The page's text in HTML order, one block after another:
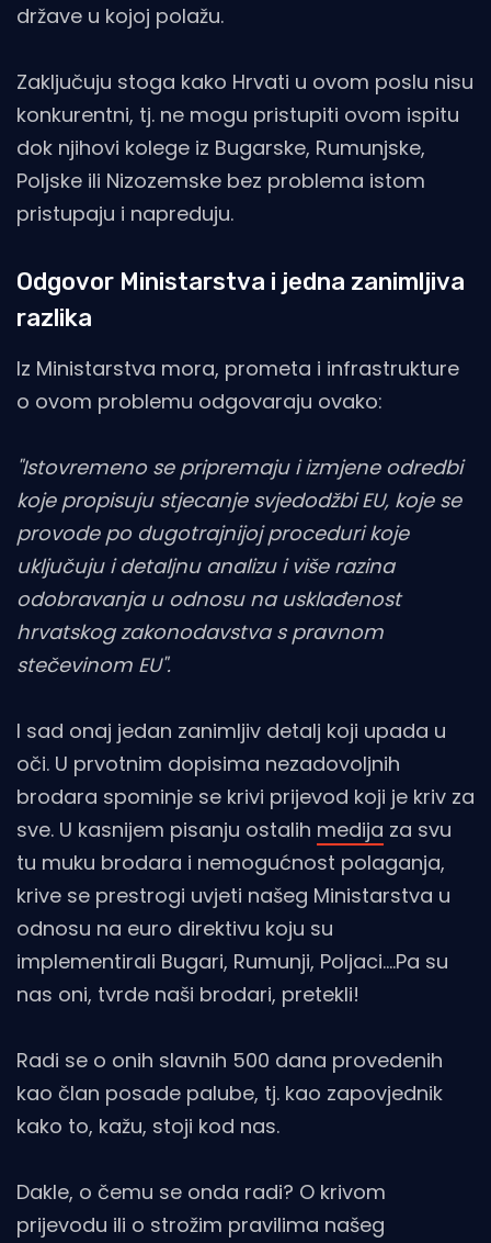
države u kojoj polažu.
Zaključuju stoga kako Hrvati u ovom poslu nisu
konkurentni, tj. ne mogu pristupiti ovom ispitu
dok njihovi kolege iz Bugarske, Rumunjske,
Poljske ili Nizozemske bez problema istom
pristupaju i napreduju.
Odgovor Ministarstva i jedna zanimljiva
razlika
Iz Ministarstva mora, prometa i infrastrukture
o ovom problemu odgovaraju ovako:
"Istovremeno se pripremaju i izmjene odredbi
koje propisuju stjecanje svjedodžbi EU, koje se
provode po dugotrajnijoj proceduri koje
uključuju i detaljnu analizu i više razina
odobravanja u odnosu na usklađenost
hrvatskog zakonodavstva s pravnom
stečevinom EU".
I sad onaj jedan zanimljiv detalj koji upada u
oči. U prvotnim dopisima nezadovoljnih
brodara spominje se krivi prijevod koji je kriv za
sve. U kasnijem pisanju ostalih medija za svu
tu muku brodara i nemogućnost polaganja,
krive se prestrogi uvjeti našeg Ministarstva u
odnosu na euro direktivu koju su
implementirali Bugari, Rumunji, Poljaci....Pa su
nas oni, tvrde naši brodari, pretekli!
Radi se o onih slavnih 500 dana provedenih
kao član posade palube, tj. kao zapovjednik
kako to, kažu, stoji kod nas.
Dakle, o čemu se onda radi? O krivom
prijevodu ili o strožim pravilima našeg